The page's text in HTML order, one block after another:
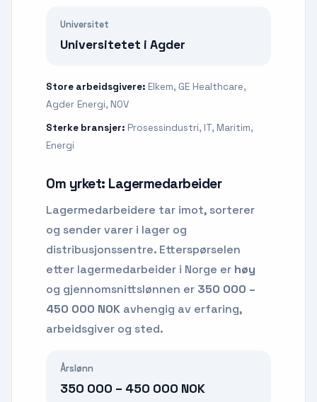
Universitet
Universitetet i Agder
Store arbeidsgivere: Elkem, GE Healthcare,
Agder Energi, NOV
Sterke bransjer: Prosessindustri, IT, Maritim,
Energi
Om yrket: Lagermedarbeider
Lagermedarbeidere tar imot, sorterer
og sender varer i lager og
distribusjonssentre. Etterspørselen
etter lagermedarbeider i Norge er høy
og gjennomsnittslønnen er 350 000 –
450 000 NOK avhengig av erfaring,
arbeidsgiver og sted.
Årslønn
350 000 – 450 000 NOK